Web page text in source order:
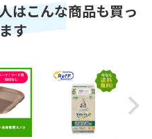
はこんな商品も買っ
す
Next